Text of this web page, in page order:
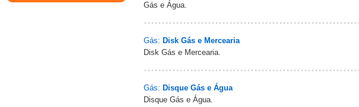
Gás e Água.
Gás: Disk Gás e Mercearia
Disk Gás e Mercearia.
Gás: Disque Gás e Água
Disque Gás e Água.